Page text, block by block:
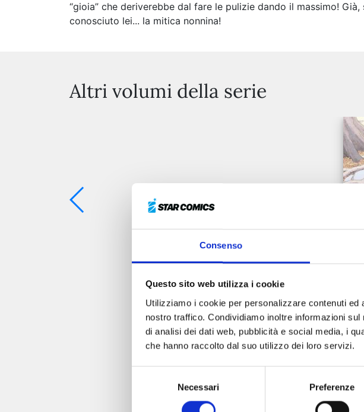
Consenso
Questo sito web utilizza i cookie
Utilizziamo i cookie per personalizzare contenuti
nostro traffico. Condividiamo inoltre informazioni
di analisi dei dati web, pubblicità e social media, i
che hanno raccolto dal suo utilizzo dei loro servizi.
Necessari Preferenze
“gioia” che deriverebbe dal fare le pulizie dando il massimo!
conosciuto lei... la mitica nonnina!
Altri volumi della serie
€